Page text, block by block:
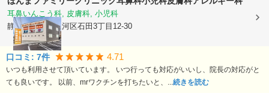
耳鼻いんこう科, 皮膚科, 小児科
静岡県静岡市駿河区石田3丁目12-30
口コミ: 7件 4.71
いつも利用させて頂いています。 いつ行っても対応がいいし、院長の対応がと
ても良いです。 以前、mrワクチンを打ちたいと、... 続きを読む